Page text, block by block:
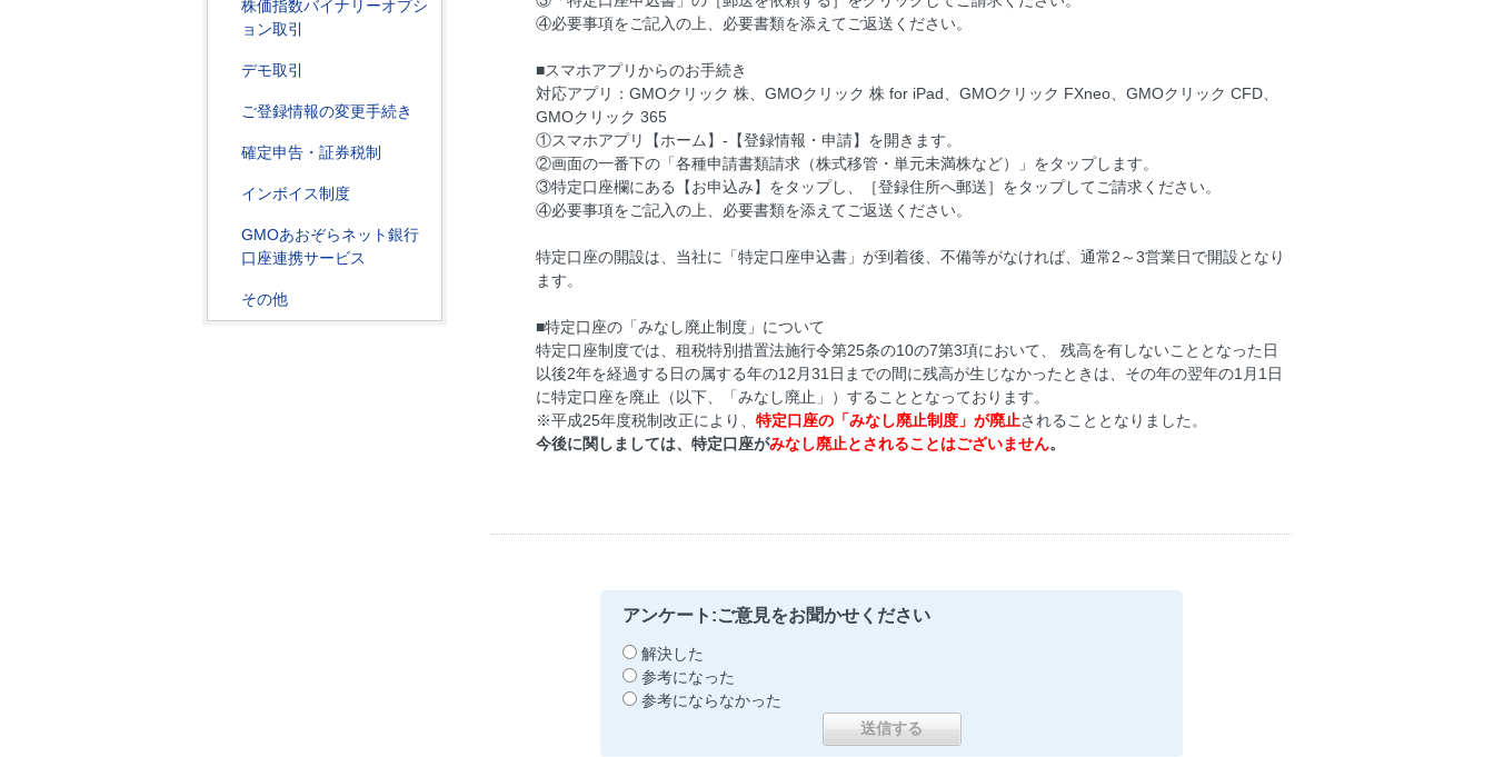
株価指数バイナリーオプシ
ョン取引
デモ取引
ご登録情報の変更手続き
確定申告・証券税制
インボイス制度
GMOあおぞらネット銀行
口座連携サービス
その他
④必要事項をご記入の上、必要書類を添えてご返送ください。
■スマホアプリからのお手続き
対応アプリ：GMOクリック 株、GMOクリック 株 for iPad、GMOクリック FXneo、GMOクリック CFD、
GMOクリック 365
①スマホアプリ【ホーム】-【登録情報・申請】を開きます。
②画面の一番下の「各種申請書類請求（株式移管・単元未満株など）」をタップします。
③特定口座欄にある【お申込み】をタップし、［登録住所へ郵送］をタップしてご請求ください。
④必要事項をご記入の上、必要書類を添えてご返送ください。
特定口座の開設は、当社に「特定口座申込書」が到着後、不備等がなければ、通常2～3営業日で開設となり
ます。
■特定口座の「みなし廃止制度」について
特定口座制度では、租税特別措置法施行令第25条の10の7第3項において、 残高を有しないこととなった日
以後2年を経過する日の属する年の12月31日までの間に残高が生じなかったときは、その年の翌年の1月1日
に特定口座を廃止（以下、「みなし廃止」）することとなっております。
※平成25年度税制改正により、 特定口座の「みなし廃止制度」が廃止されることとなりました。
今後に関しましては、特定口座がみなし廃止とされることはございません。
アンケート:ご意見をお聞かせください
解決した
参考になった
参考にならなかった